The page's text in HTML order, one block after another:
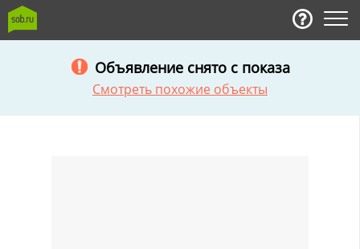
Объявление снято с показа
Смотреть похожие объекты